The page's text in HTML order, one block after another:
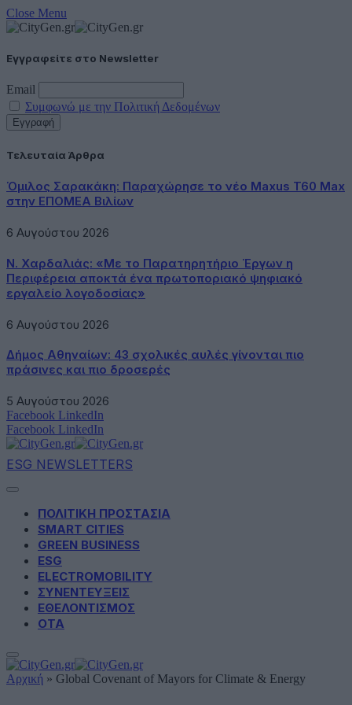
Close Menu
Εγγραφείτε στο Newsletter
Email
Συμφωνώ με την Πολιτική Δεδομένων
Τελευταία Άρθρα
Όμιλος Σαρακάκη: Παραχώρησε το νέο Maxus T60 Max
στην ΕΠΟΜΕΑ Βιλίων
6 Αυγούστου 2026
Ν. Χαρδαλιάς: «Με το Παρατηρητήριο Έργων η
Περιφέρεια αποκτά ένα πρωτοποριακό ψηφιακό
εργαλείο λογοδοσίας»
6 Αυγούστου 2026
Δήμος Αθηναίων: 43 σχολικές αυλές γίνονται πιο
πράσινες και πιο δροσερές
5 Αυγούστου 2026
Facebook LinkedIn
Facebook LinkedIn
ESG NEWSLETTERS
ΠΟΛΙΤΙΚΗ ΠΡΟΣΤΑΣΙΑ
SMART CITIES
GREEN BUSINESS
ESG
ELECTROMOBILITY
ΣΥΝΕΝΤΕΥΞΕΙΣ
ΕΘΕΛΟΝΤΙΣΜΟΣ
ΟΤΑ
Αρχική » Global Covenant of Mayors for Climate & Energy